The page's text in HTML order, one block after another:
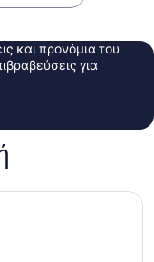
και προνόμια του
για